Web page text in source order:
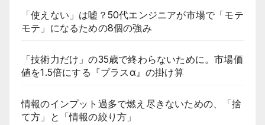
「使えない」は嘘？50代エンジニアが市場で「モテ
モテ」になるための8個の強み
「技術力だけ」の35歳で終わらないために。市場価
値を1.5倍にする『プラスα』の掛け算
情報のインプット過多で燃え尽きないための、「捨
て方」と「情報の絞り方」